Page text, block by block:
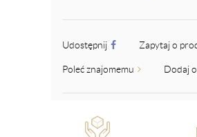
Udostępnij Zapytaj o
Poleć znajomemu Dodaj